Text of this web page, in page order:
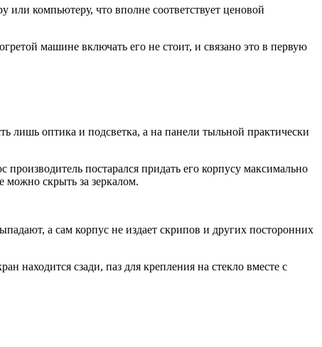
или компьютеру, что вполне соответствует ценовой
машине включать его не стоит, и связано это в первую
лишь оптика и подсветка, а на панели тыльной практически
постарался придать его корпусу максимально
можно скрыть за зеркалом.
а сам корпус не издает скрипов и других посторонних
находится сзади, паз для крепления на стекло вместе с